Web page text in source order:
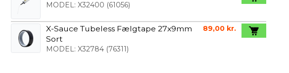
MODEL: X32400 (61056)
X-Sauce Tubeless Fælgtape 27x9mm
Sort
MODEL: X32784(76311)
89,00 kr.